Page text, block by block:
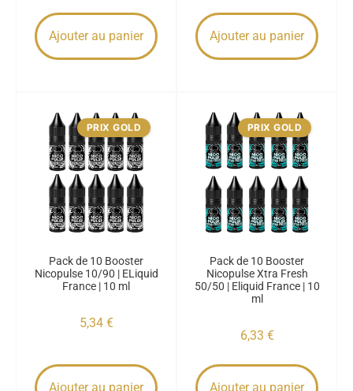
Ajouter au panier Ajouter au panier
PRIX GOLD
Pack de 10 Booster
Nicopulse 10/90 | ELiquid
France | 10 ml
5,34 €
Ajouter au panier
PRIX GOLD
Pack de 10 Booster
Nicopulse Xtra Fresh
50/50 | Eliquid France | 10
ml
6,33 €
Ajouter au panier